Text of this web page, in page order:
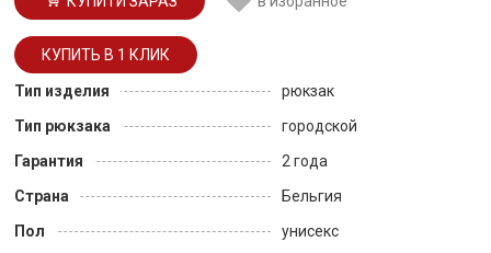
Тип изделия
рюкзак
Тип рюкзака
городской
Гарантия
2 года
Страна
Бельгия
Пол
унисекс